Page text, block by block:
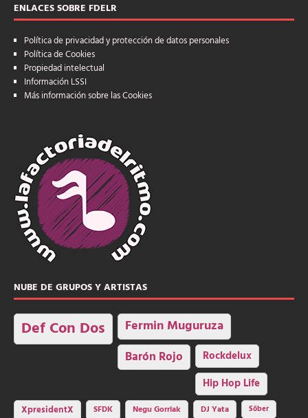
ENLACES SOBRE FDELR
Política de privacidad y protección de datos personales
Política de Cookies
Propiedad intelectual
Información LSSI
Más información sobre las Cookies
NUBE DE GRUPOS Y ARTISTAS
Def Con Dos Fermin Muguruza
Barón Rojo Rockdelux
Hip Hop Life
XpresidentX SFDK Negu Gorriak DJ Yata
Sôber